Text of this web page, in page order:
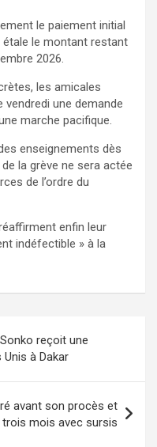
le paiement initial
étale le montant restant
2026.
les amicales
vendredi une demande
marche pacifique.
enseignements dès
la grève ne sera actée
de l’ordre du
enfin leur
indéfectible » à la
reçoit une
à Dakar
avant son procès et
mois avec sursis